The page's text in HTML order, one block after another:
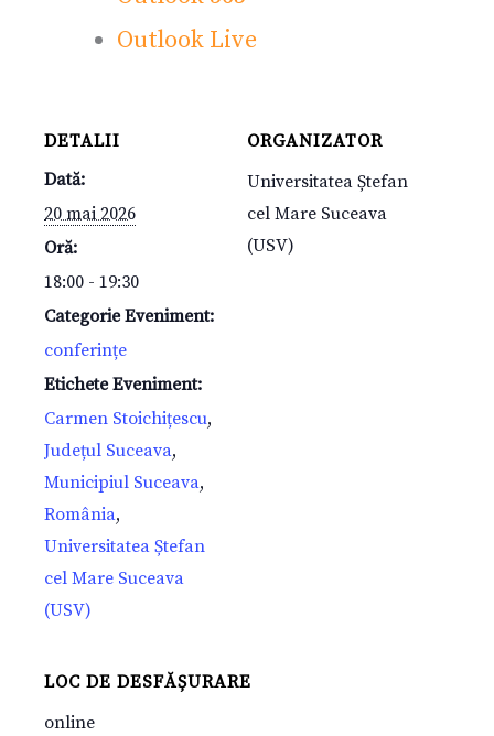
Outlook Live
DETALII
Dată:
20 mai 2026
Oră:
18:00 - 19:30
Categorie Eveniment:
conferințe
Etichete Eveniment:
Carmen Stoichițescu,
Județul Suceava,
Municipiul Suceava,
România,
Universitatea Ștefan
cel Mare Suceava
(USV)
ORGANIZATOR
Universitatea Ștefan
cel Mare Suceava
(USV)
LOC DE DESFĂȘURARE
online